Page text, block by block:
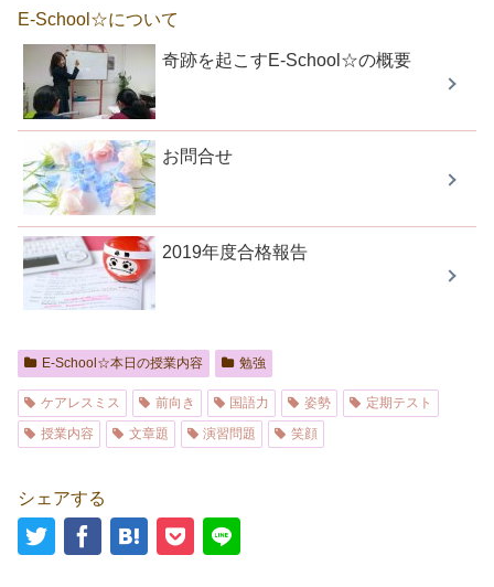
E-School☆について
奇跡を起こすE-School☆の概要
お問合せ
2019年度合格報告
E-School☆本日の授業内容 勉強
ケアレスミス 前向き 国語力 姿勢
定期テスト
授業内容
文章題 演習問題 笑顔
シェアする